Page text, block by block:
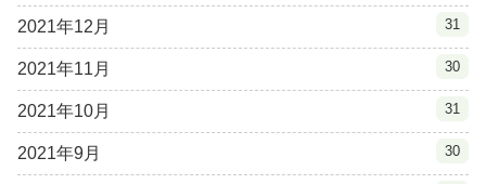
2021年12月 31
2021年11月 30
2021年10月 31
2021年9月 30